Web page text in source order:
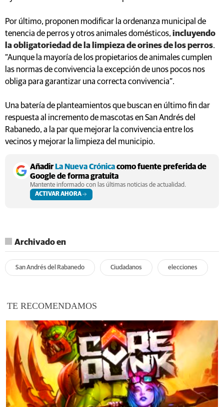
Por último, proponen modificar la ordenanza municipal de
tenencia de perros y otros animales domésticos, incluyendo
la obligatoriedad de la limpieza de orines de los perros.
“Aunque la mayoría de los propietarios de animales cumplen
las normas de convivencia la excepción de unos pocos nos
obliga para garantizar una correcta convivencia”.
Una batería de planteamientos que buscan en último fin dar
respuesta al incremento de mascotas en San Andrés del
Rabanedo, a la par que mejorar la convivencia entre los
vecinos y mejorar la limpieza del municipio.
AñadirLa Nueva Crónicacomo fuente preferida de
Google de forma gratuita
Mantente informado con las últimas noticias de actualidad.
ACTIVAR AHORA
Archivado en
San Andrés del Rabanedo Ciudadanos elecciones
TE RECOMENDAMOS